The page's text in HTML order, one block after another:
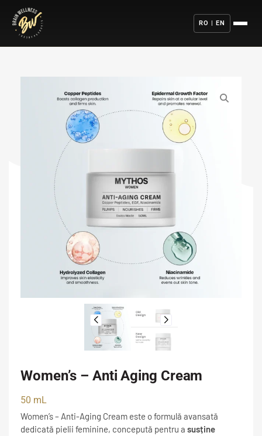
RO | EN
Women’s – Anti Aging Cream
50 mL
Women’s – Anti-Aging Cream este o formulă avansată
dedicată pielii feminine, concepută pentru a susține